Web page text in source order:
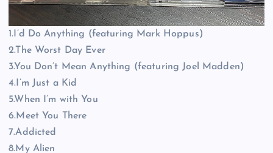
1.I’d Do Anything (featuring Mark Hoppus)
2.The Worst Day Ever
3.You Don’t Mean Anything (featuring Joel Madden)
4.I’m Just a Kid
5.When I’m with You
6.Meet You There
7.Addicted
8.My Alien